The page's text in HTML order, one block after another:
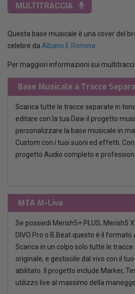
MULTITRACCIA
Questa base musicale è una cover del
celebre da Albano E Romina
Per maggiori informazioni sui
Base Musicale a Tracce
Scarica tutte le tracce separate in
editare con la tua Daw il progetto
personalizzare la base musicale in
Custom con i tuoi suoni ed effetti.
progetto Audio completo e
MTA M-Live
Se possiedi Merish5+ PLUS, Merish5
DIVO Pro o B.Beat questo è il formato
Scarica in un colpo solo tutte le
originale, e gestiscile dal vivo con il
abilitato. Il progetto include Marker,
utilizzo live al massimo della